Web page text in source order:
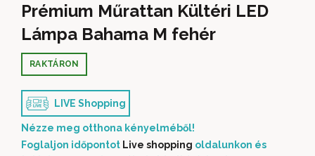
Prémium Műrattan Kültéri LED
Lámpa Bahama M fehér
RAKTÁRON
LIVE Shopping
Nézze meg otthona kényelméből!
Foglaljon időpontot Live shopping oldalunkon és